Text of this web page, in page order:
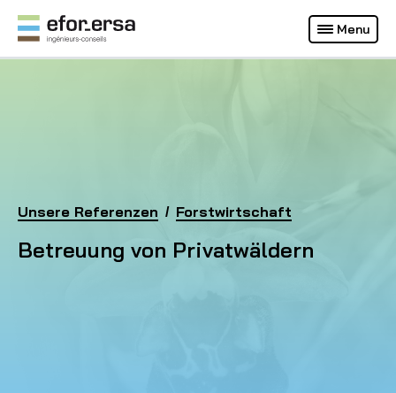
EFOR-ERSA
Menu
Homepage
Unsere Referenzen Forstwirtschaft
Betreuung von Privatwäldern
Betreuung von Privatwäldern
Français
Deutsch
(Aktuelle Webseite)